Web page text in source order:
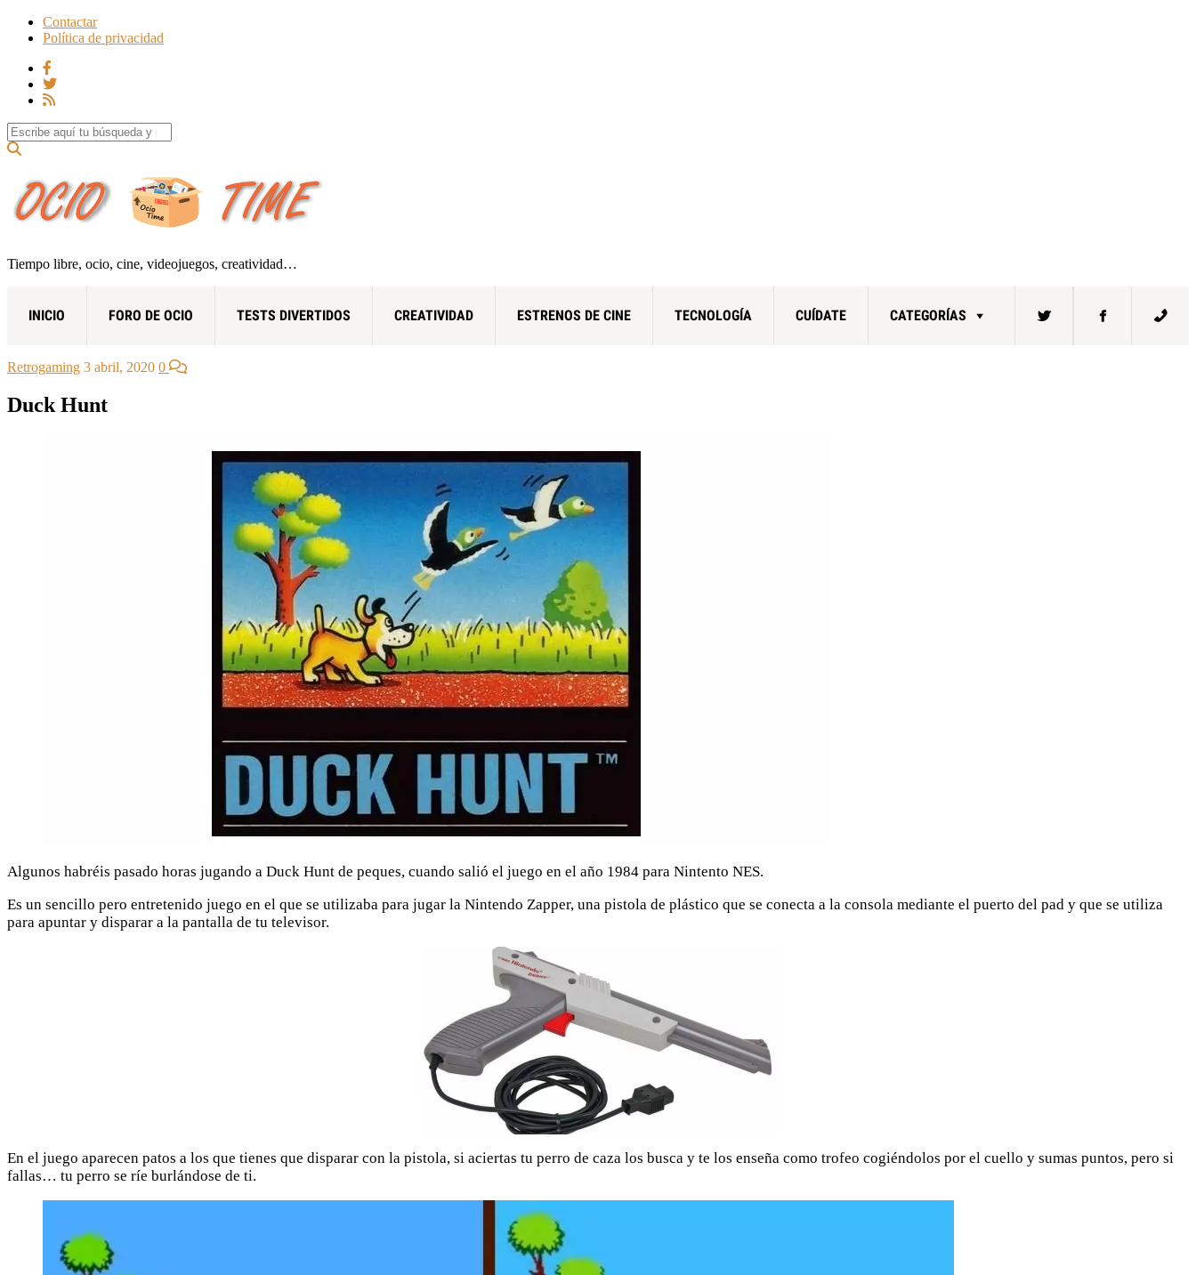
Contactar
Política de privacidad
Search for:
Tiempo libre, ocio, cine, videojuegos, creatividad…
INICIO FORO DE OCIO TESTS DIVERTIDOS CREATIVIDAD ESTRENOS DE CINE TECNOLOGÍA CUÍDATE CATEGORÍAS
Retrogaming 3 abril, 2020 0
Duck Hunt
Algunos habréis pasado horas jugando a Duck Hunt de peques, cuando salió el juego en el año 1984 para Nintento NES.
Es un sencillo pero entretenido juego en el que se utilizaba para jugar la Nintendo Zapper, una pistola de plástico que se conecta a la consola mediante el puerto del pad y que se utiliza
para apuntar y disparar a la pantalla de tu televisor.
En el juego aparecen patos a los que tienes que disparar con la pistola, si aciertas tu perro de caza los busca y te los enseña como trofeo cogiéndolos por el cuello y sumas puntos, pero si
fallas… tu perro se ríe burlándose de ti.